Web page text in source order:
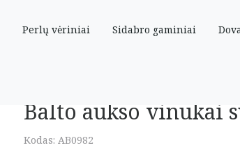
Perlų vėriniai Sidabro gaminiai
Balto aukso vinukai
Kodas: AB0982